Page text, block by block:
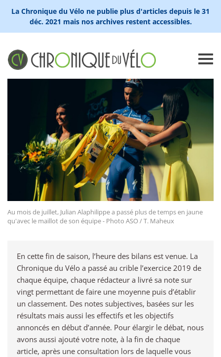
La Chronique du Vélo ne publie plus d'articles depuis le 31
déc. 2021 mais nos archives restent accessibles.
Au mois de juillet, Julian Alaphilippe a passé plus de temps en jaune
qu'avec le maillot de son équipe - Photo ASO / T. Maheux
En cette fin de saison, l’heure des bilans est venue. La
Chronique du Vélo a passé au crible l’exercice 2019 de
chaque équipe, chaque rédacteur a livré sa note sur
vingt permettant de faire une moyenne puis d’établir
un classement. Des notes subjectives, basées sur les
résultats mais aussi les effectifs et les objectifs
annoncés en début d’année. Pour élargir le débat, nous
avons aussi ajouté votre note, à la fin de chaque
article, après une consultation lors de laquelle vous